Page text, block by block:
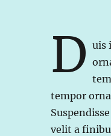
D uis
tempor
velit a